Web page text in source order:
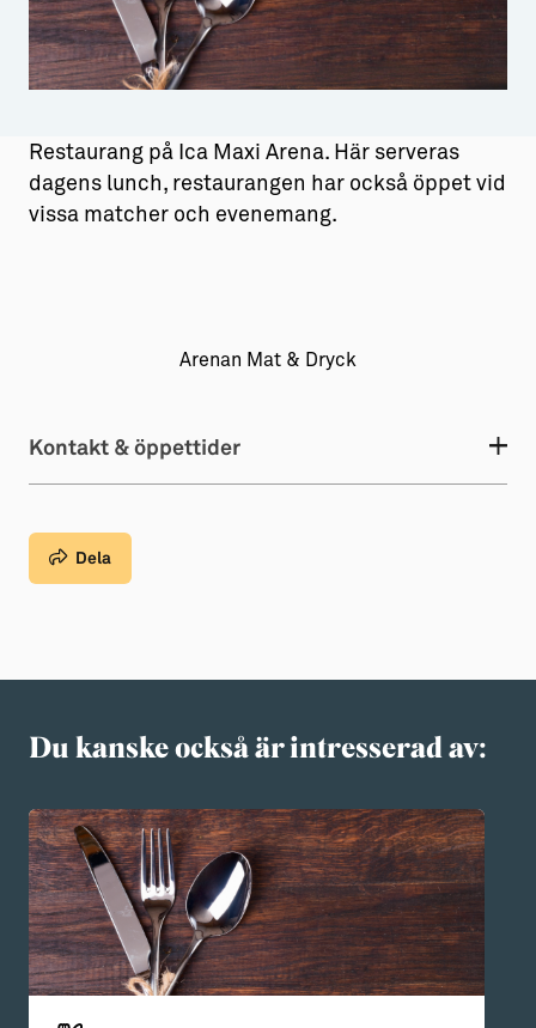
Aktiviteter
Sustainable Plejs
Hansestaden världsarv
→ Gutamål och gotländska
Allt om bostad
→ Köpa bostad
Restaurang på Ica Maxi Arena. Här serveras
dagens lunch, restaurangen har också öppet vid
vissa matcher och evenemang.
Arenan Mat & Dryck
Kontakt & öppettider
Dela
Du kanske också är intresserad av: